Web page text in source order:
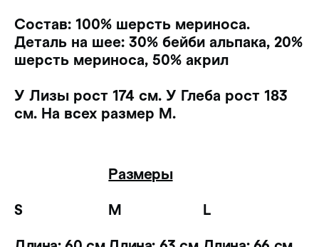
Состав: 100% шерсть мериноса.
Деталь на шее: 30% бейби альпака, 20%
шерсть мериноса, 50% акрил
У Лизы рост 174 см. У Глеба рост 183
см. На всех размер M.
S
Размеры
M
L